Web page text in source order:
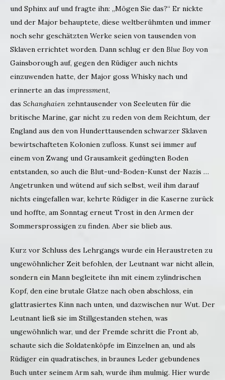
und Sphinx auf und fragte ihn: „Mögen Sie das?“ Er nickte
und der Major behauptete, diese weltberühmten und immer
noch sehr geschätzten Werke seien von tausenden von
Sklaven errichtet worden. Dann schlug er den Blue Boy von
Gainsborough auf, gegen den Rüdiger auch nichts
einzuwenden hatte, der Major goss Whisky nach und
erinnerte an das impressment,
das Schanghaien zehntausender von Seeleuten für die
britische Marine, gar nicht zu reden von dem Reichtum, der
England aus den von Hunderttausenden schwarzer Sklaven
bewirtschafteten Kolonien zufloss. Kunst sei immer auf
einem von Zwang und Grausamkeit gedüngten Boden
entstanden, so auch die Blut-und-Boden-Kunst der Nazis …
Angetrunken und wütend auf sich selbst, weil ihm darauf
nichts eingefallen war, kehrte Rüdiger in die Kaserne zurück
und hoffte, am Sonntag erneut Trost in den Armen der
Sommersprossigen zu finden. Aber sie blieb aus.
Kurz vor Schluss des Lehrgangs wurde ein Heraustreten zu
ungewöhnlicher Zeit befohlen, der Leutnant war nicht allein,
sondern ein Mann begleitete ihn mit einem zylindrischen
Kopf, den eine brutale Glatze nach oben abschloss, ein
glattrasiertes Kinn nach unten, und dazwischen nur Wut. Der
Leutnant ließ sie im Stillgestanden stehen, was
ungewöhnlich war, und der Fremde schritt die Front ab,
schaute sich die Soldatenköpfe im Einzelnen an, und als
Rüdiger ein quadratisches, in braunes Leder gebundenes
Buch unter seinem Arm sah, wurde ihm mulmig. Hier wurde